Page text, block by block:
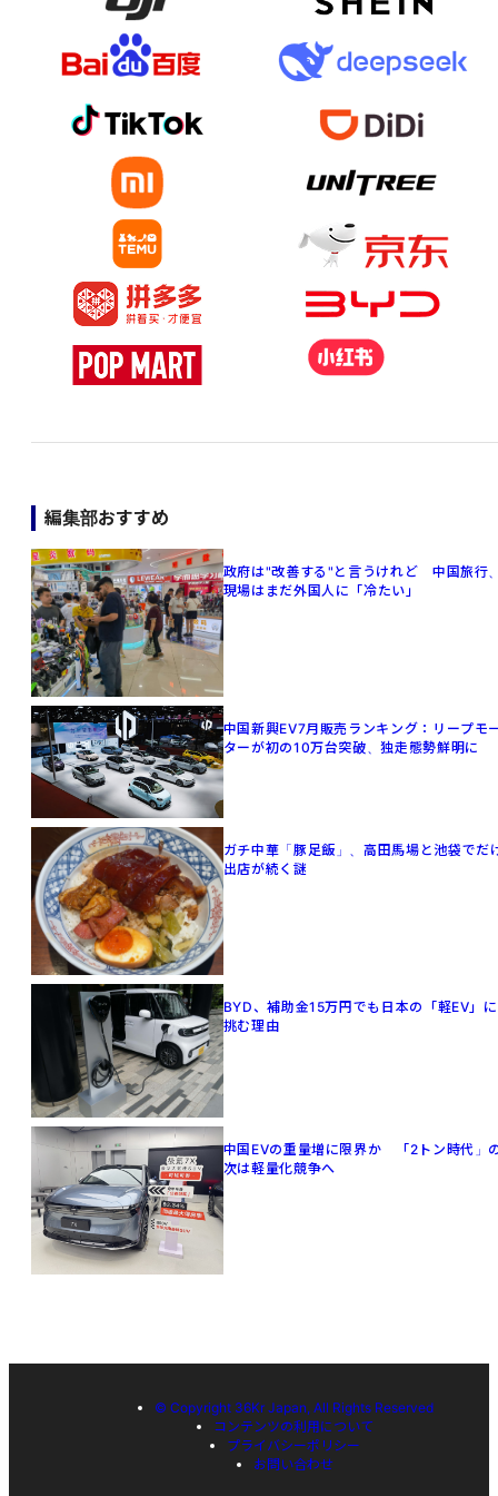
編集部おすすめ
政府は"改善する"と言うけれど 中国旅行
現場はまだ外国人に「冷たい」
中国新興EV7月販売ランキング：リープモ
ターが初の10万台突破、独走態勢鮮明に
ガチ中華「豚足飯」、高田馬場と池袋でだ
出店が続く謎
BYD、補助金15万円でも日本の「軽EV」に
挑む理由
中国EVの重量増に限界か 「2トン時代」
次は軽量化競争へ
© Copyright 36Kr Japan, All Rights Reserved
コンテンツの利用について
プライバシーポリシー
お問い合わせ